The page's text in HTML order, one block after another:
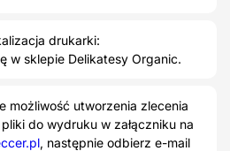
drukarki:
w sklepie Delikatesy Organic.
możliwość utworzenia zlecenia
do wydruku w załączniku na
, następnie odbierz e-mail